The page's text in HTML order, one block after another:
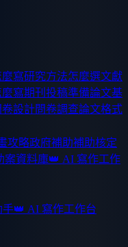
寫研究方法怎麼選文獻
寫期刊投稿準備論文基
卷設計問卷調查論文格式
攻略政府補助補助核定
案資料庫👑 AI 寫作工作
手👑 AI 寫作工作台